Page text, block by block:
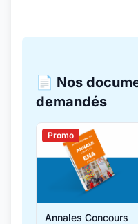
📄 Nos
demandés
Promo
Annales Concours